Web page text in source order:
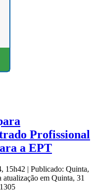
Profissional
a EPT
15h42 | Publicado: Quinta,
atualização em Quinta, 31